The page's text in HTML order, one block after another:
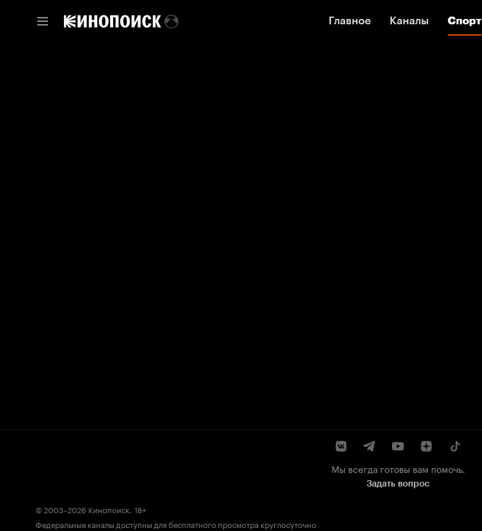
Главное Каналы Спорт
Главное Каналы Спорт
Мы всегда готовы вам помочь.
Задать вопрос
© 2003–2026 Кинопоиск. 18+
Федеральные каналы доступны для бесплатного просмотра круглосуточно